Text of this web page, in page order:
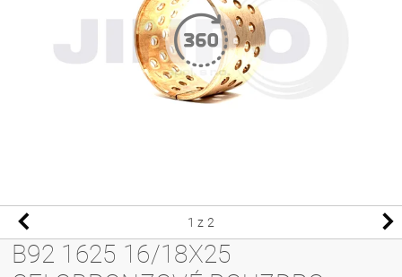
1 z 2
B92 1625 16/18X25